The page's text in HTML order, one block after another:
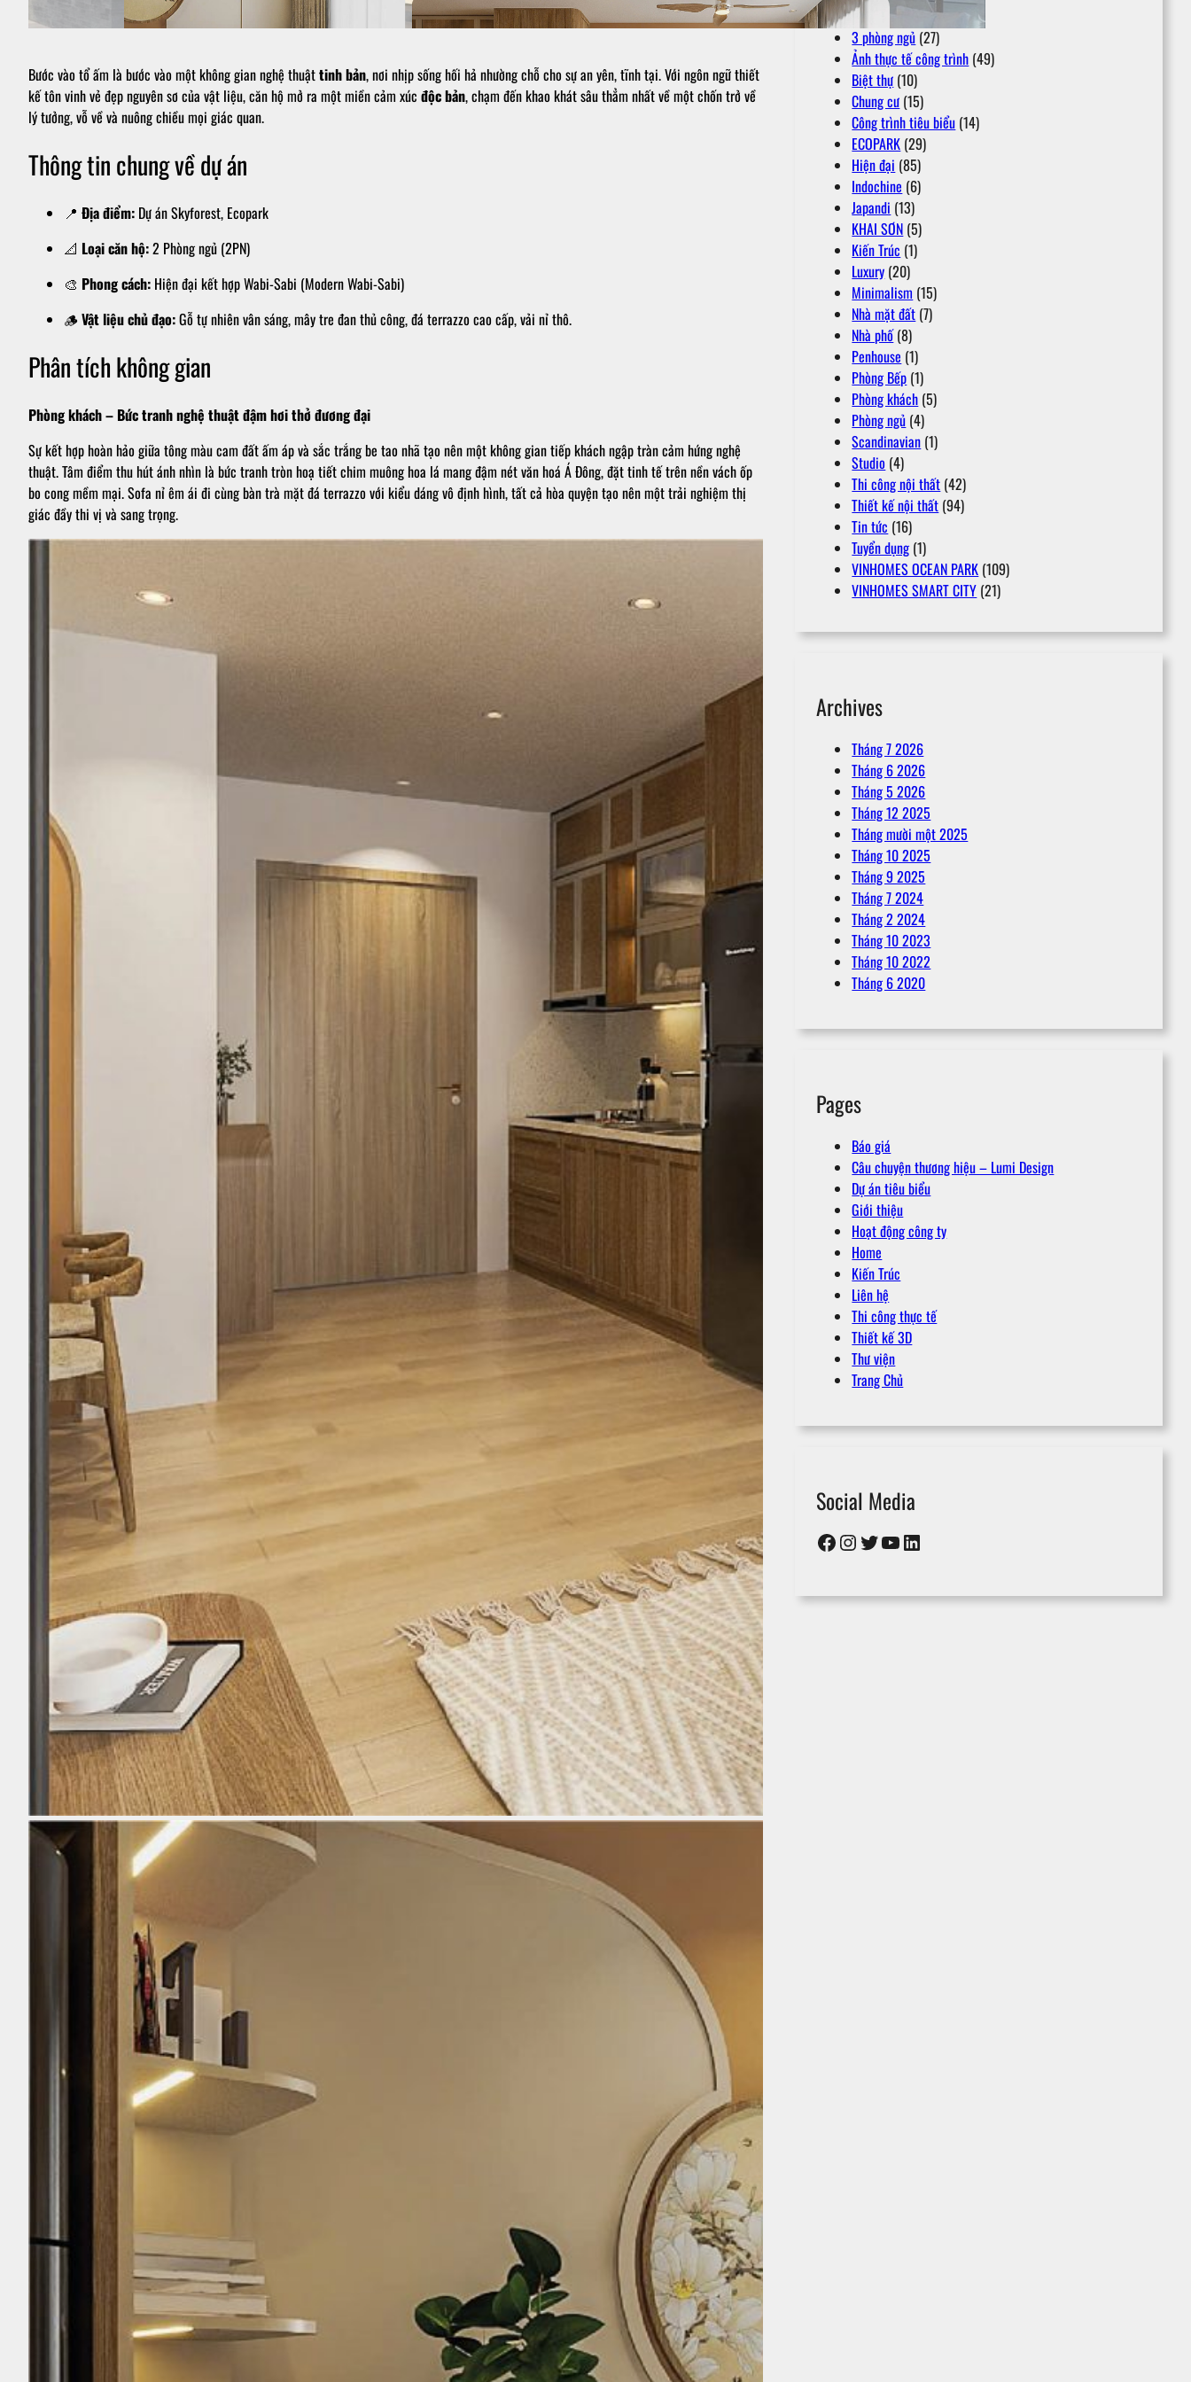
Bước vào tổ ấm là bước vào một không gian nghệ thuậttinh bản, nơi nhịp sống hối hả nhường chỗ cho sự an yên, tĩnh tại. Với ngôn ngữ thiết
kế tôn vinh vẻ đẹp nguyên sơ của vật liệu, căn hộ mở ra một miền cảm xúc độc bản, chạm đến khao khát sâu thẳm nhất về một chốn trở về
lý tưởng, vỗ về và nuông chiều mọi giác quan.
Thông tin chung về dự án
📍 Địa điểm: Dự án Skyforest, Ecopark
📐 Loại căn hộ:2 Phòng ngủ (2PN)
🎨 Phong cách: Hiện đại kết hợp Wabi-Sabi (Modern Wabi-Sabi)
🪵Vật liệu chủ đạo:Gỗ tự nhiên vân sáng, mây tre đan thủ công, đá terrazzo cao cấp, vải nỉ thô.
Phân tích không gian
Phòng khách – Bức tranh nghệ thuật đậm hơi thở đương đại
Sự kết hợp hoàn hảo giữa tông màu cam đất ấm áp và sắc trắng be tao nhã tạo nên một không gian tiếp khách ngập tràn cảm hứng nghệ
thuật. Tâm điểm thu hút ánh nhìn là bức tranh tròn hoạ tiết chim muông hoa lá mang đậm nét văn hoá Á Đông, đặt tinh tế trên nền vách ốp
bo cong mềm mại. Sofa nỉ êm ái đi cùng bàn trà mặt đá terrazzo với kiểu dáng vô định hình, tất cả hòa quyện tạo nên một trải nghiệm thị
giác đầy thi vị và sang trọng.
2 phòng ngủ +(6)
3 phòng ngủ (27)
Ảnh thực tế công trình (49)
Biệt thự (10)
Chung cư (15)
Công trình tiêu biểu (14)
ECOPARK (29)
Hiện đại (85)
Indochine (6)
Japandi (13)
KHAI SƠN (5)
Kiến Trúc (1)
Luxury (20)
Minimalism (15)
Nhà mặt đất (7)
Nhà phố(8)
Penhouse (1)
Phòng Bếp (1)
Phòng khách (5)
Phòng ngủ (4)
Scandinavian (1)
Studio (4)
Thi công nội thất (42)
Thiết kế nội thất (94)
Tin tức (16)
Tuyển dụng (1)
VINHOMES OCEAN PARK (109)
VINHOMES SMART CITY (21)
Archives
Tháng 7 2026
Tháng 6 2026
Tháng 5 2026
Tháng 12 2025
Tháng mười một 2025
Tháng 10 2025
Tháng 9 2025
Tháng 7 2024
Tháng 2 2024
Tháng 10 2023
Tháng 10 2022
Tháng 6 2020
Pages
Báo giá
Câu chuyện thương hiệu – Lumi Design
Dự án tiêu biểu
Giới thiệu
Hoạt động công ty
Home
Kiến Trúc
Liên hệ
Thi công thực tế
Thiết kế 3D
Thư viện
Trang Chủ
Social Media
Facebook Instagram Twitter YouTube LinkedIn